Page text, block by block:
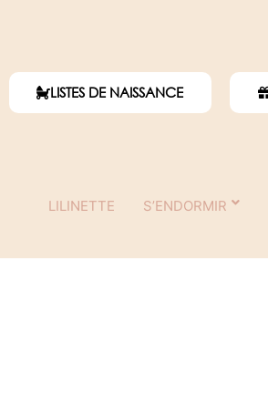
LISTES DE NAISSANCE
LILINETTE S’ENDORMIR